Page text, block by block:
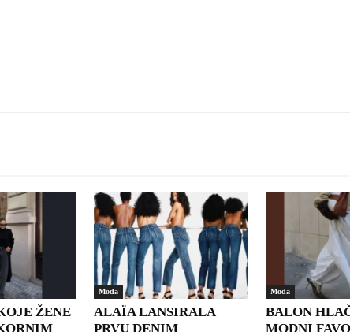
ŽENE
Moda
ALAÏA LANSIRALA
PRVU DENIM
Moda
BALON
MODNI